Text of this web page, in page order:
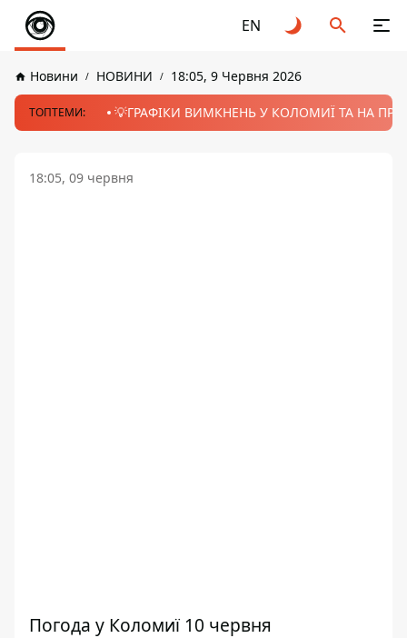
EN
Новини НОВИНИ 18:05, 9 Червня 2026
ТОПТЕМИ: 💡ГРАФІКИ ВИМКНЕНЬ У КОЛОМИЇ ТА НА
18:05, 09 червня
Погода у Коломиї 10 червня